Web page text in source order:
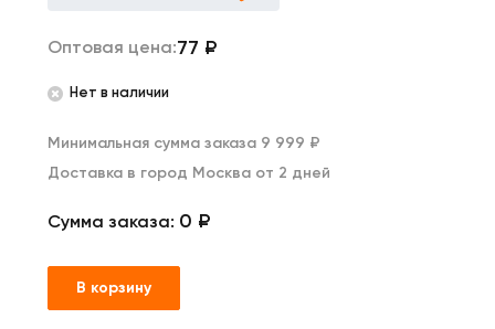
Оптовая цена:77 ₽
Нет в наличии
Минимальная сумма заказа 9 999 ₽
Доставка в город Москва от 2 дней
Сумма заказа: 0 ₽
В корзину